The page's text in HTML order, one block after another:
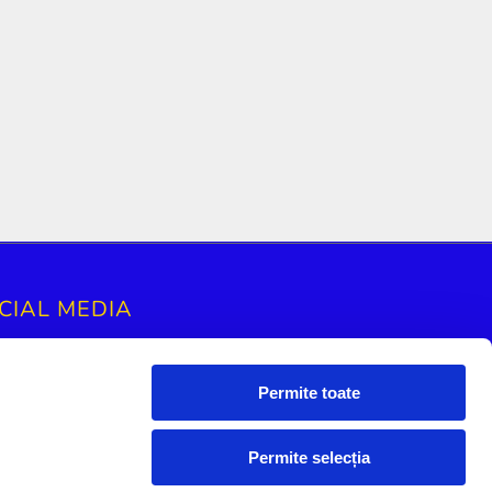
Permite toate
Permite selecția
MEDIA